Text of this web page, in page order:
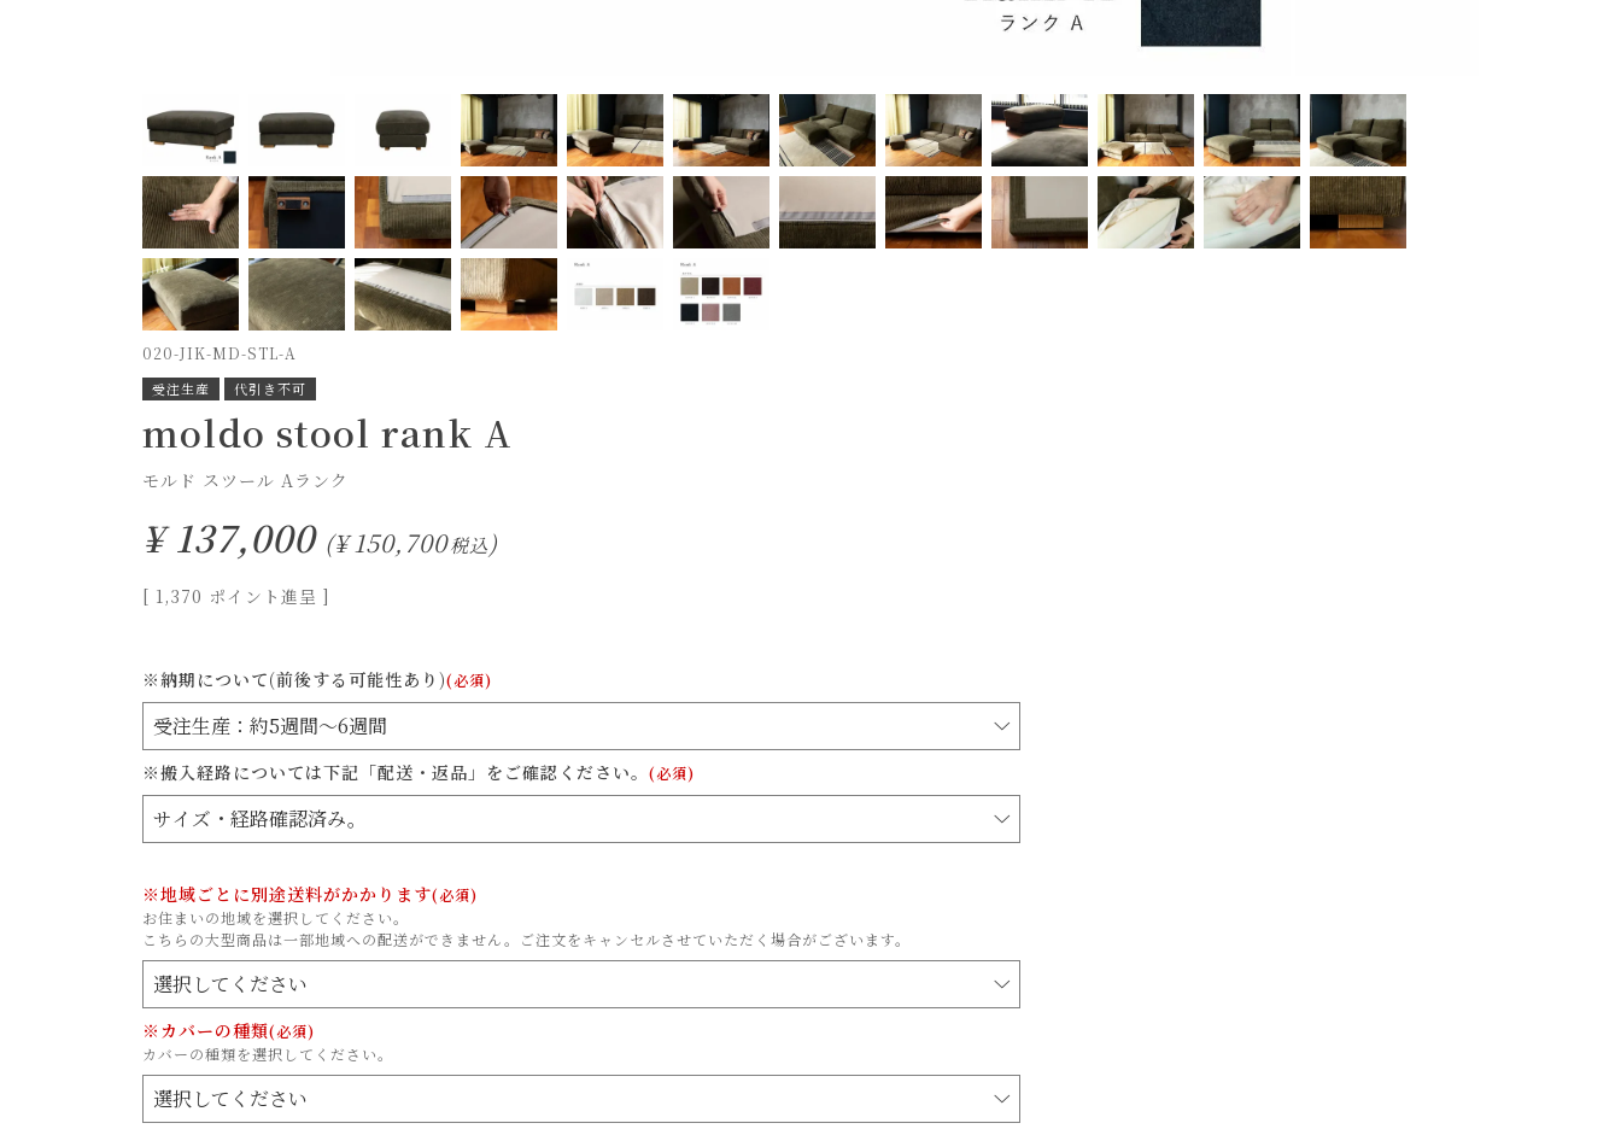
020-JIK-MD-STL-A
受注生産 代引き不可
moldo stool rank A
モルド スツール Aランク
¥ 137,000 ¥150,700税込
[ 1,370 ポイント進呈 ]
※納期について(前後する可能性あり)(必須)
※搬入経路については下記「配送・返品」をご確認ください。 (必須)
※地域ごとに別途送料がかかります(必須)
お住まいの地域を選択してください。
こちらの大型商品は一部地域への配送ができません。ご注文をキャンセルさせていただく場合がございます。
※カバーの種類(必須)
カバーの種類を選択してください。